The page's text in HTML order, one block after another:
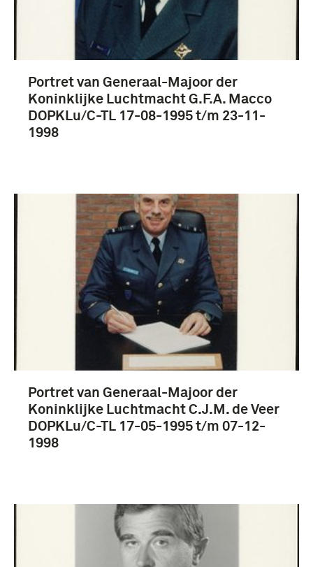
Portret van Generaal-Majoor der
Koninklijke Luchtmacht G.F.A. Macco
DOPKLu/C-TL 17-08-1995 t/m 23-11-
1998
Portret van Generaal-Majoor der
Koninklijke Luchtmacht C.J.M. de Veer
DOPKLu/C-TL 17-05-1995 t/m 07-12-
1998